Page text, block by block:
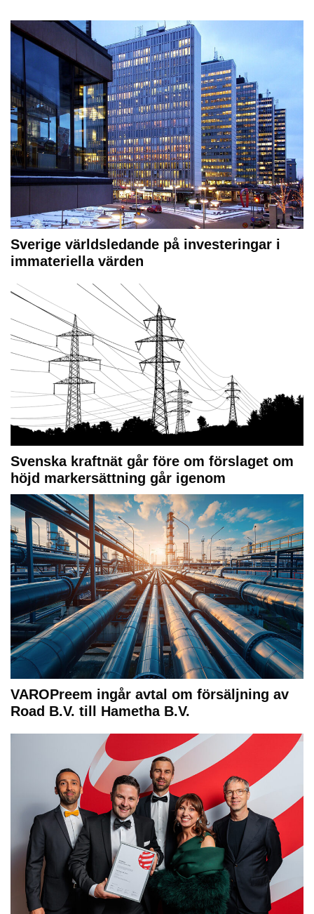
Sverige världsledande på investeringar i
immateriella värden
Svenska kraftnät går före om förslaget om
höjd markersättning går igenom
VAROPreem ingår avtal om försäljning av
Road B.V. till Hametha B.V.